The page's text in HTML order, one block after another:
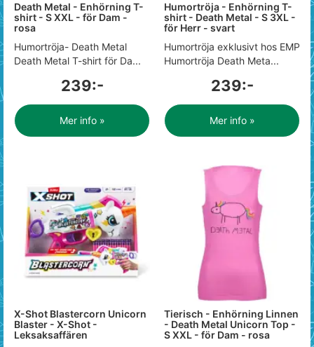
Death Metal - Enhörning T-
shirt - S XXL - för Dam -
rosa
Humortröja- Death Metal
Death Metal T-shirt för Da...
239:-
Mer info »
Humortröja - Enhörning T-
shirt - Death Metal - S 3XL -
för Herr - svart
Humortröja exklusivt hos EMP
Humortröja Death Meta...
239:-
Mer info »
X-Shot Blastercorn Unicorn
Blaster - X-Shot -
Leksaksaffären
Tierisch - Enhörning Linnen
- Death Metal Unicorn Top -
S XXL - för Dam - rosa